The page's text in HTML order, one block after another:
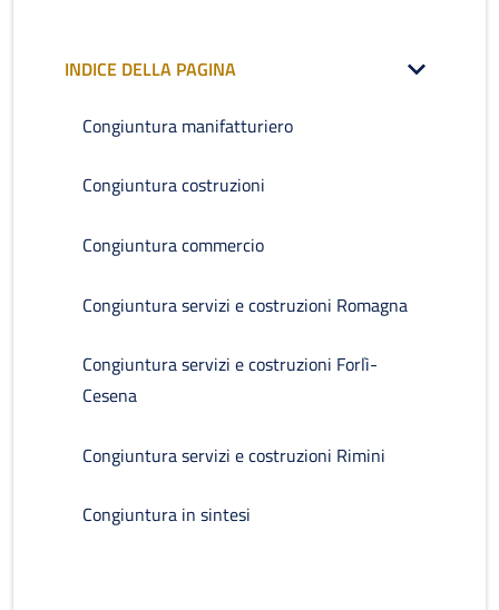
INDICE DELLA PAGINA
Congiuntura manifatturiero
Congiuntura costruzioni
Congiuntura commercio
Congiuntura servizi e costruzioni Romagna
Congiuntura servizi e costruzioni Forlì-
Cesena
Congiuntura servizi e costruzioni Rimini
Congiuntura in sintesi